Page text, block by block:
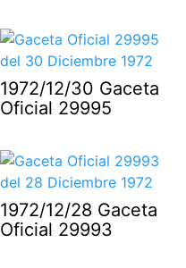
1972/12/30 Gaceta
Oficial 29995
1972/12/28 Gaceta
Oficial 29993